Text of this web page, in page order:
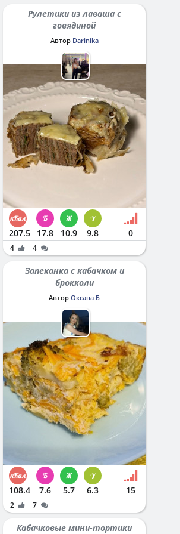
Рулетики из лаваша с
говядиной
Автор Darinika
207.5 17.8 10.9 9.8 0
4 4
Запеканка с кабачком и
брокколи
Автор Оксана Б
108.4 7.6 5.7 6.3 15
2 7
Кабачковые мини-тортики